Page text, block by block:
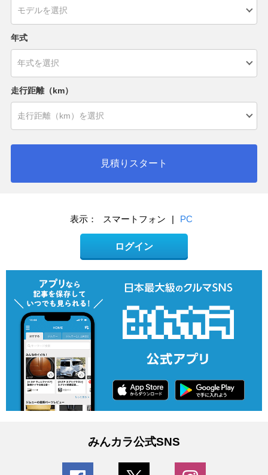
年式
走行距離（km）
見積りスタート
表示： スマートフォン | PC
ログイン
みんカラ公式SNS